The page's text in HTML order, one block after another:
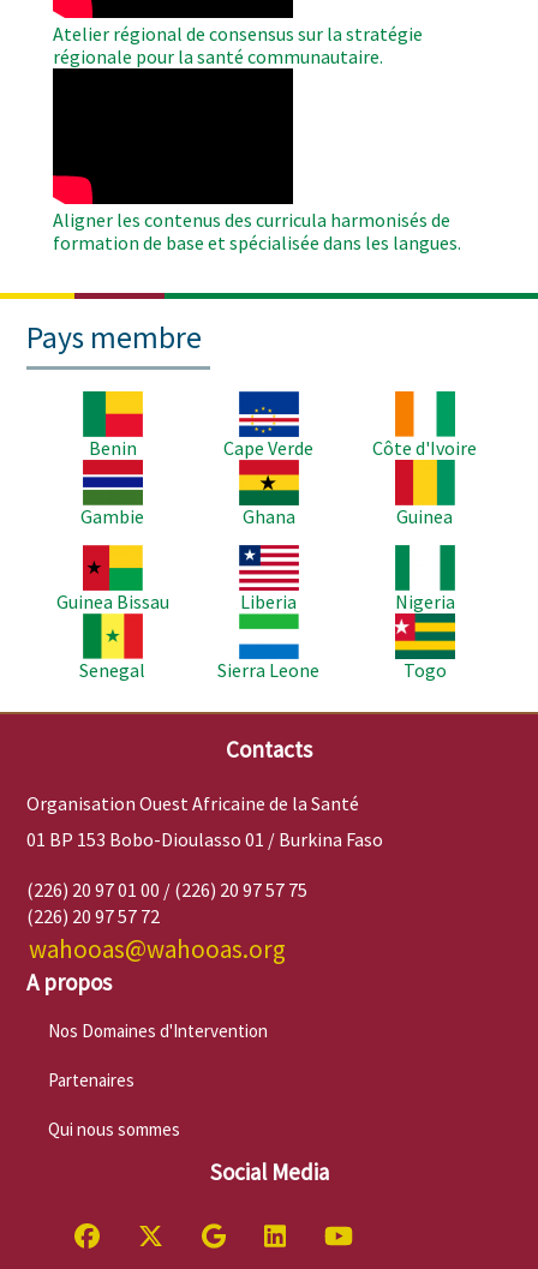
Atelier régional de consensus sur la stratégie
régionale pour la santé communautaire.
Aligner les contenus des curricula harmonisés de
formation de base et spécialisée dans les langues.
Pays membre
Benin
Image
Cape Verde
Côte d'Ivoire
Image
Gambie
Image
Ghana
Guinea
Image
Guinea Bissau
Image
Liberia
Nigeria
Senegal
Image
Sierra Leone
Image
Togo
Contacts
Organisation Ouest Africaine de la Santé
01 BP 153 Bobo-Dioulasso 01 / Burkina Faso
(226) 20 97 01 00 / (226) 20 97 57 75
(226) 20 97 57 72
wahooas@wahooas.org
A propos
Nos Domaines d'Intervention
Partenaires
Qui nous sommes
Social Media